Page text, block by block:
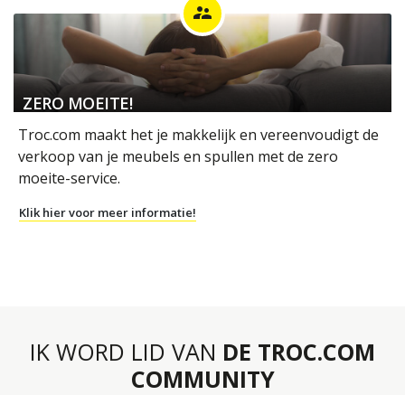
supervisor_account
ZERO MOEITE!
Troc.com maakt het je makkelijk en vereenvoudigt de
verkoop van je meubels en spullen met de zero
moeite-service.
Klik hier voor meer informatie!
IK WORD LID VAN DE TROC.COM
COMMUNITY